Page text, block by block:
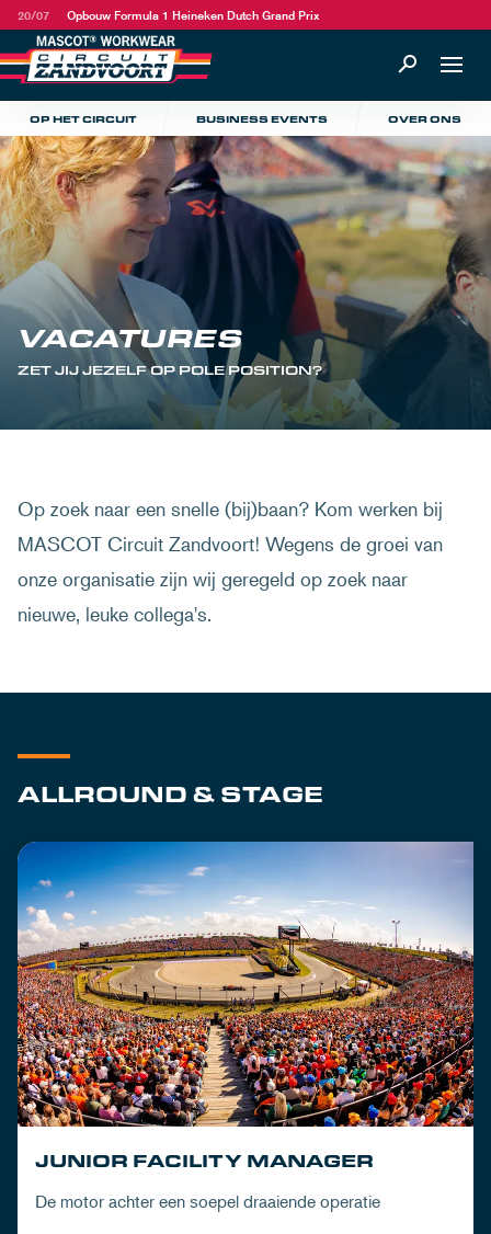
20/07 Opbouw Formula 1 Heineken Dutch Grand Prix
OP HET CIRCUIT BUSINESS EVENTS OVER ONS
VACATURES
ZET JIJ JEZELF OP POLE POSITION?
Op zoek naar een snelle (bij)baan? Kom werken bij
MASCOT Circuit Zandvoort! Wegens de groei van
onze organisatie zijn wij geregeld op zoek naar
nieuwe, leuke collega's.
ALLROUND & STAGE
JUNIOR FACILITY MANAGER
De motor achter een soepel draaiende operatie